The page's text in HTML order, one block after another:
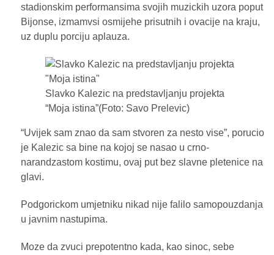
stadionskim performansima svojih muzickih uzora poput
Bijonse, izmamvsi osmijehe prisutnih i ovacije na kraju,
uz duplu porciju aplauza.
Slavko Kalezic na predstavljanju projekta
“Moja istina”(Foto: Savo Prelevic)
“Uvijek sam znao da sam stvoren za nesto vise”, porucio
je Kalezic sa bine na kojoj se nasao u crno-
narandzastom kostimu, ovaj put bez slavne pletenice na
glavi.
Podgorickom umjetniku nikad nije falilo samopouzdanja
u javnim nastupima.
Moze da zvuci prepotentno kada, kao sinoc, sebe